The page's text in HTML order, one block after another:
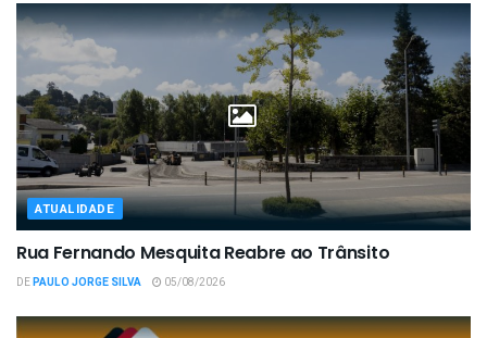
ATUALIDADE
Rua Fernando Mesquita Reabre ao Trânsito
DEPAULO JORGE SILVA 05/08/2026